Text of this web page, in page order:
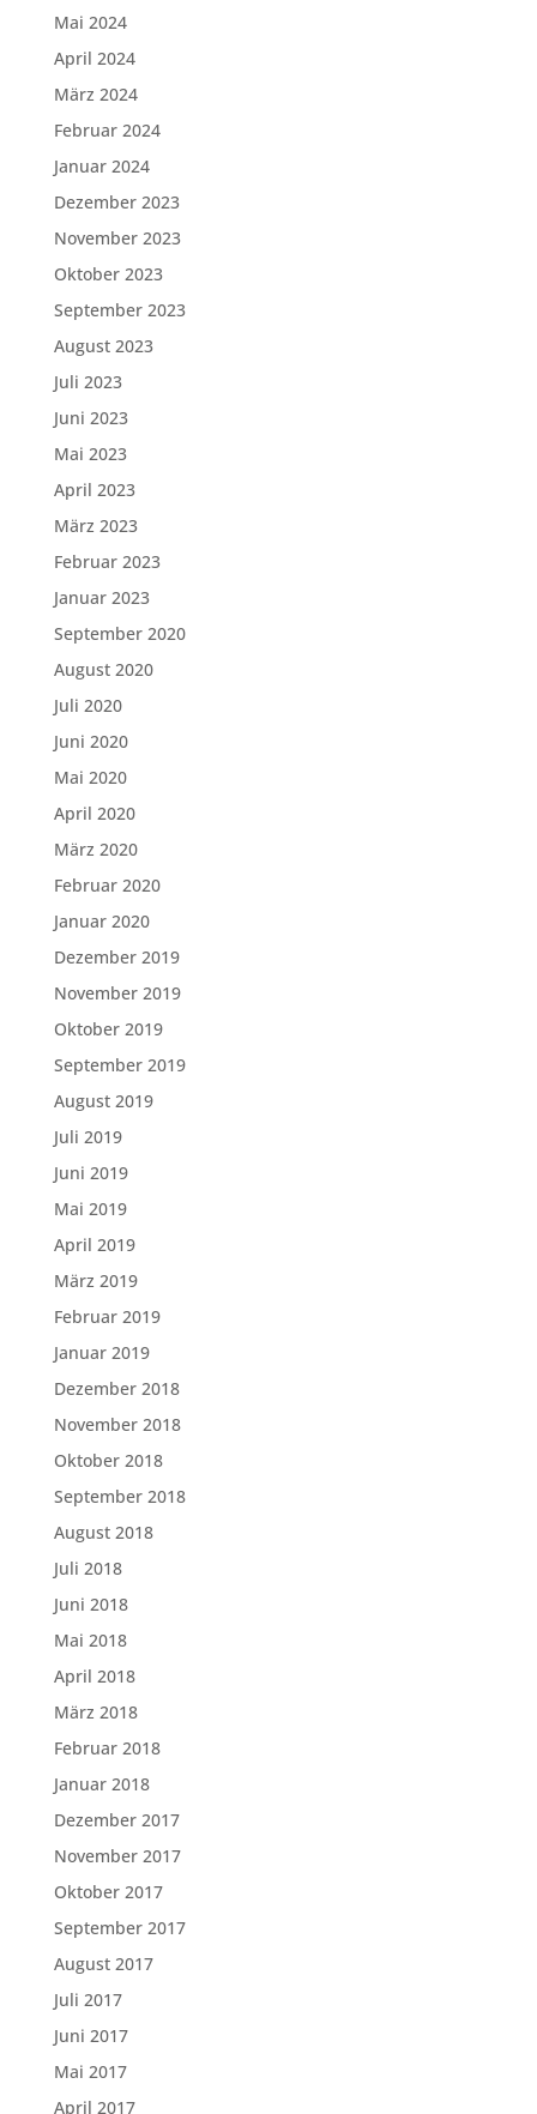
Mai 2024
April 2024
März 2024
Februar 2024
Januar 2024
Dezember 2023
November 2023
Oktober 2023
September 2023
August 2023
Juli 2023
Juni 2023
Mai 2023
April 2023
März 2023
Februar 2023
Januar 2023
September 2020
August 2020
Juli 2020
Juni 2020
Mai 2020
April 2020
März 2020
Februar 2020
Januar 2020
Dezember 2019
November 2019
Oktober 2019
September 2019
August 2019
Juli 2019
Juni 2019
Mai 2019
April 2019
März 2019
Februar 2019
Januar 2019
Dezember 2018
November 2018
Oktober 2018
September 2018
August 2018
Juli 2018
Juni 2018
Mai 2018
April 2018
März 2018
Februar 2018
Januar 2018
Dezember 2017
November 2017
Oktober 2017
September 2017
August 2017
Juli 2017
Juni 2017
Mai 2017
April 2017